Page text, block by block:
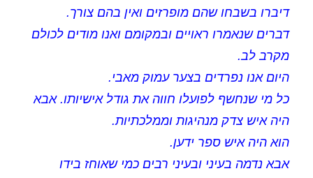
דיברו בשבחו שהם מופרזים ואין בהם צורך.
דברים שנאמרו ראויים ובמקומם ואנו מודים לכולם
מקרב לב.
היום אנו נפרדים בצער עמוק מאבי.
כל מי שנחשף לפועלו חווה את גודל אישיותו. אבא
היה איש צדק מנהיגות וממלכתיות.
הוא היה איש ספר ידען.
אבא נדמה בעיני ובעיני רבים כמי שאוחז בידו